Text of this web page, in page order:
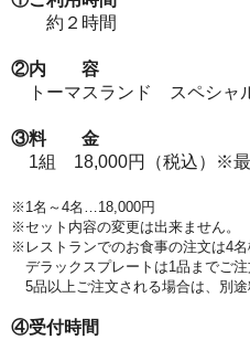
約２時間
②内 容
トーマスランド スペシャ
③料 金
1組 18,000円（税込）※最
※1名～4名…18,000円
※セット内容の変更は出来ません。
※レストランでのお食事の注文は4
デラックスプレートは1品までご注
5品以上ご注文される場合は、別途
④受付時間